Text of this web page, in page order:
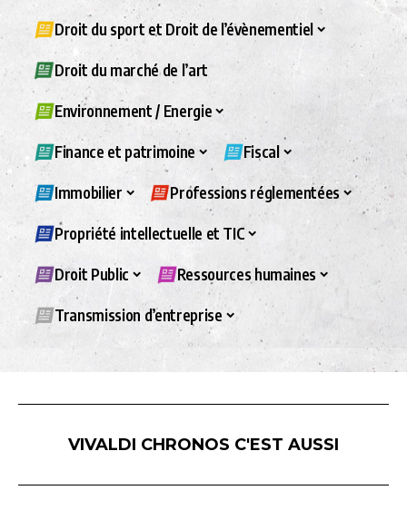
Droit du sport et Droit de l’évènementiel
Droit du marché de l’art
Environnement / Energie
Finance et patrimoine Fiscal
Immobilier Professions réglementées
Propriété intellectuelle et TIC
Droit Public Ressources humaines
Transmission d’entreprise
VIVALDI CHRONOS C'EST AUSSI